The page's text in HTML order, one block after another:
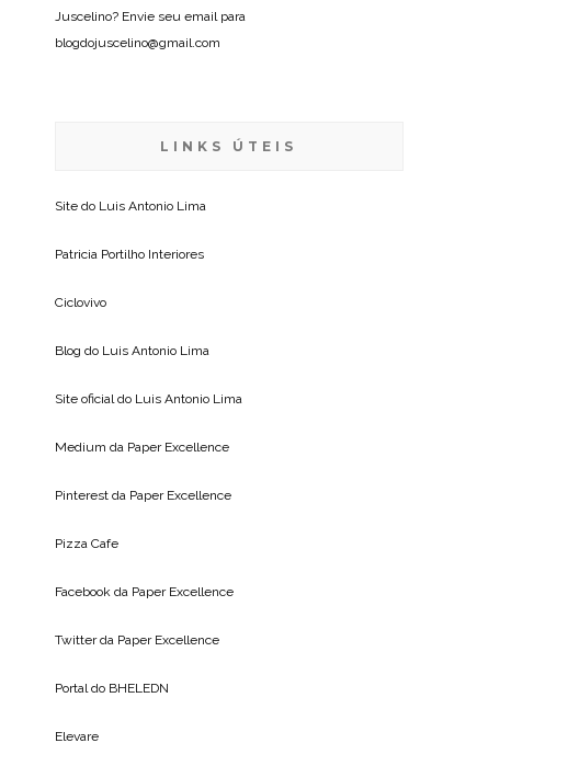
Juscelino? Envie seu email para
blogdojuscelino@gmail.com
LINKS ÚTEIS
Site do Luis Antonio Lima
Patricia Portilho Interiores
Ciclovivo
Blog do Luis Antonio Lima
Site oficial do Luis Antonio Lima
Medium da Paper Excellence
Pinterest da Paper Excellence
Pizza Cafe
Facebook da Paper Excellence
Twitter da Paper Excellence
Portal do BHELEDN
Elevare